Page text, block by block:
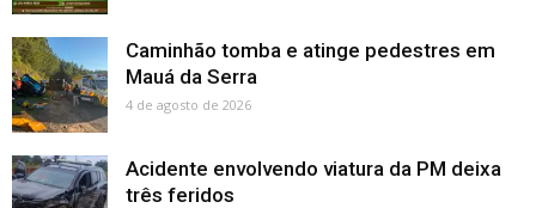
Caminhão tomba e atinge pedestres em
Mauá da Serra
4 de agosto de 2026
Acidente envolvendo viatura da PM deixa
três feridos